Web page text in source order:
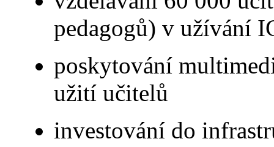
pedagogů) v užívání
poskytování
užití učitelů
investování do